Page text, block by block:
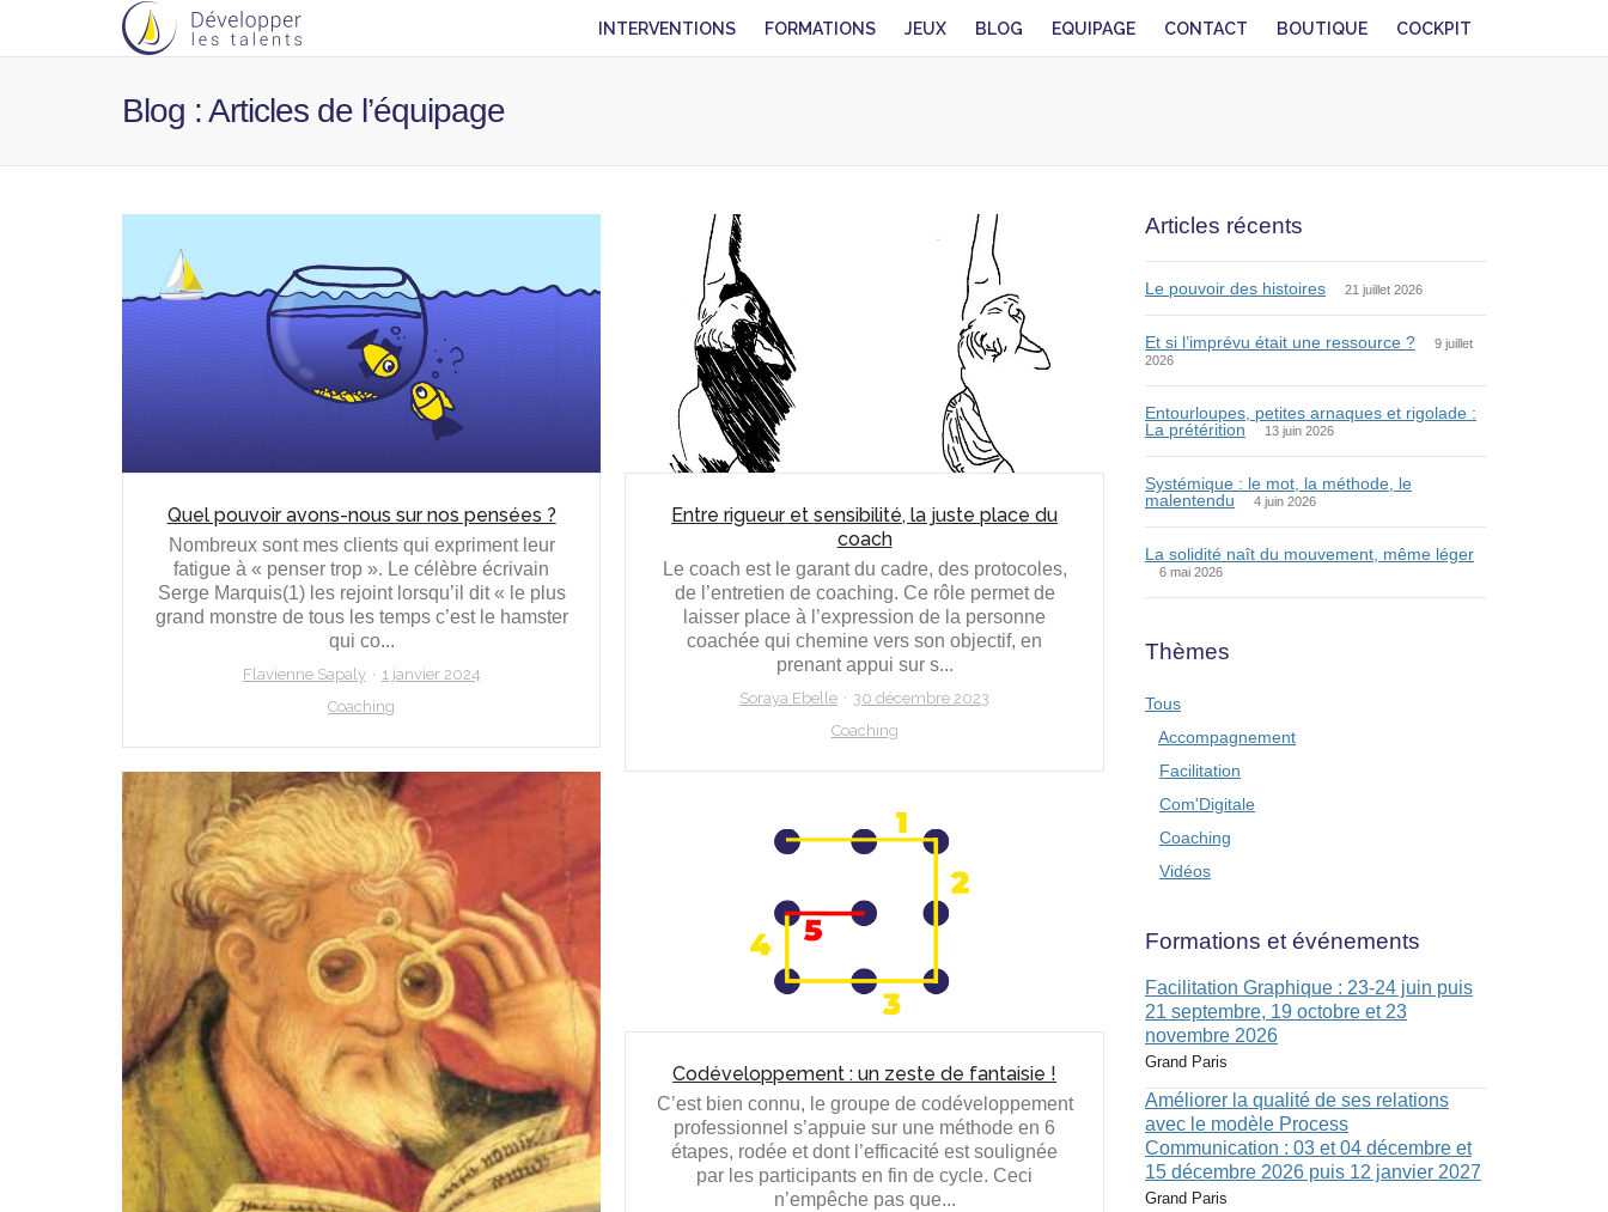
INTERVENTIONS FORMATIONS JEUX BLOG EQUIPAGE CONTACT BOUTIQUE COCKPIT
Blog : Articles de l’équipage
Quel pouvoir avons-nous sur nos pensées ?
Nombreux sont mes clients qui expriment leur
fatigue à « penser trop ». Le célèbre écrivain
Serge Marquis(1) les rejoint lorsqu’il dit « le plus
grand monstre de tous les temps c’est le hamster
qui co...
Flavienne Sapaly
1 janvier 2024
Coaching
Entre rigueur et sensibilité, la juste place du
coach
Le coach est le garant du cadre, des protocoles,
de l’entretien de coaching. Ce rôle permet de
laisser place à l’expression de la personne
coachée qui chemine vers son objectif, en
prenant appui sur s...
Soraya Ebelle
30 décembre 2023
Coaching
Codéveloppement : un zeste de fantaisie !
C’est bien connu, le groupe de codéveloppement
professionnel s’appuie sur une méthode en 6
étapes, rodée et dont l’efficacité est soulignée
par les participants en fin de cycle. Ceci
n’empêche pas que...
Articles récents
Le pouvoir des histoires 21 juillet 2026
Et si l’imprévu était une ressource ?
9 juillet
2026
Entourloupes, petites arnaques et rigolade :
La prétérition
13 juin 2026
Systémique : le mot, la méthode, le
malentendu
4 juin 2026
La solidité naît du mouvement, même léger
6 mai 2026
Thèmes
Tous
Accompagnement
Facilitation
Com'Digitale
Coaching
Vidéos
Formations et événements
Facilitation Graphique : 23-24 juin puis
21 septembre, 19 octobre et 23
novembre 2026
Grand Paris
Améliorer la qualité de ses relations
avec le modèle Process
Communication : 03 et 04 décembre et
15 décembre 2026 puis 12 janvier 2027
Grand Paris